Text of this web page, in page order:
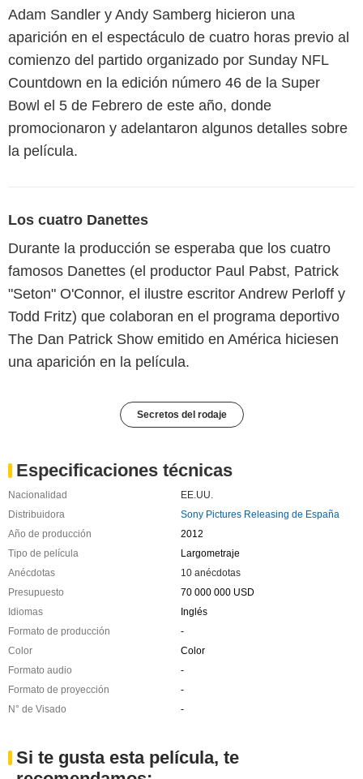
Adam Sandler y Andy Samberg hicieron una
aparición en el espectáculo de cuatro horas previo al
comienzo del partido organizado por Sunday NFL
Countdown en la edición número 46 de la Super
Bowl el 5 de Febrero de este año, donde
promocionaron y adelantaron algunos detalles sobre
la película.
Los cuatro Danettes
Durante la producción se esperaba que los cuatro
famosos Danettes (el productor Paul Pabst, Patrick
"Seton" O'Connor, el ilustre escritor Andrew Perloff y
Todd Fritz) que colaboran en el programa deportivo
The Dan Patrick Show emitido en América hiciesen
una aparición en la película.
Secretos del rodaje
Especificaciones técnicas
Nacionalidad
EE.UU.
Distribuidora
Sony Pictures Releasing de España
Año de producción
2012
Tipo de película
Largometraje
Anécdotas
10 anécdotas
Presupuesto
70 000 000 USD
Idiomas
Inglés
Formato de producción
-
Color
Color
Formato audio
-
Formato de proyección
-
N° de Visado
-
Si te gusta esta película, te